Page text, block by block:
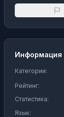
Информация
Категории:
Рейтинг:
Статистика:
Язык: